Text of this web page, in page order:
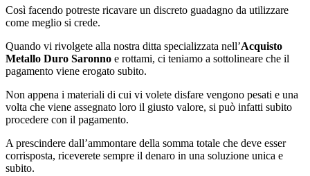
Così facendo potreste ricavare un discreto guadagno da utilizzare
come meglio si crede.
Quando vi rivolgete alla nostra ditta specializzata nell’Acquisto
Metallo Duro Saronno e rottami, ci teniamo a sottolineare che il
pagamento viene erogato subito.
Non appena i materiali di cui vi volete disfare vengono pesati e una
volta che viene assegnato loro il giusto valore, si può infatti subito
procedere con il pagamento.
A prescindere dall’ammontare della somma totale che deve esser
corrisposta, riceverete sempre il denaro in una soluzione unica e
subito.